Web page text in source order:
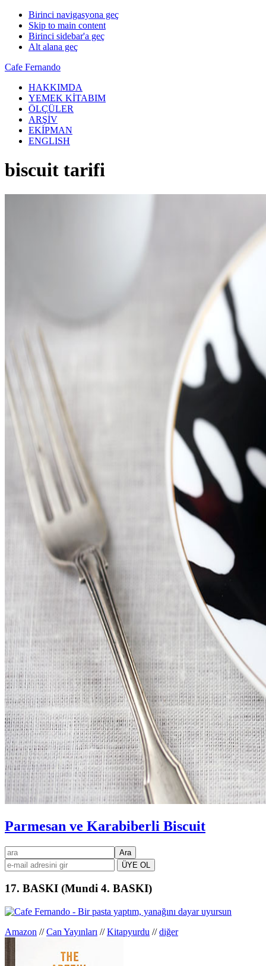
Birinci navigasyona geç
Skip to main content
Birinci sidebar'a geç
Alt alana geç
Cafe Fernando
HAKKIMDA
YEMEK KİTABIM
ÖLÇÜLER
ARŞİV
EKİPMAN
ENGLISH
biscuit tarifi
Parmesan ve Karabiberli Biscuit
Birincil
kenar
çubuğu
ara
17. BASKI (Mundi 4. BASKI)
Amazon //Can Yayınları //Kitapyurdu //diğer